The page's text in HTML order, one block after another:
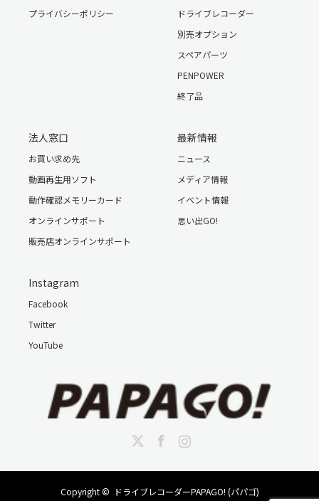
プライバシーポリシー
ドライブレコーダー
別売オプション
スペアパーツ
PENPOWER
終了品
法人窓口
お買い求め先
動画再生用ソフト
動作確認メモリーカード
オンラインサポート
販売店オンラインサポート
最新情報
ニュース
メディア情報
イベント情報
思い出GO!
Instagram
Facebook
Twitter
YouTube
Instagram
Copyright © ドライブレコーダーPAPAGO! (パパゴ)